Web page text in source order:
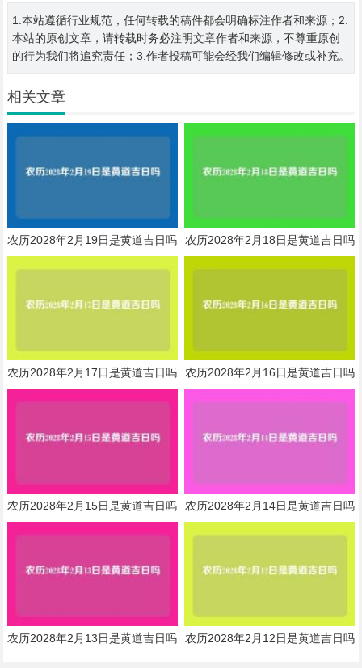
1.本站遵循行业规范，任何转载的稿件都会明确标注作者和来源；2.
本站的原创文章，请转载时务必注明文章作者和来源，不尊重原创
的行为我们将追究责任；3.作者投稿可能会经我们编辑修改或补充。
相关文章
农历2028年2月19日是黄道吉日吗 农历2028年2月18日是黄道吉日吗
农历2028年2月17日是黄道吉日吗 农历2028年2月16日是黄道吉日吗
农历2028年2月15日是黄道吉日吗 农历2028年2月14日是黄道吉日吗
农历2028年2月13日是黄道吉日吗 农历2028年2月12日是黄道吉日吗